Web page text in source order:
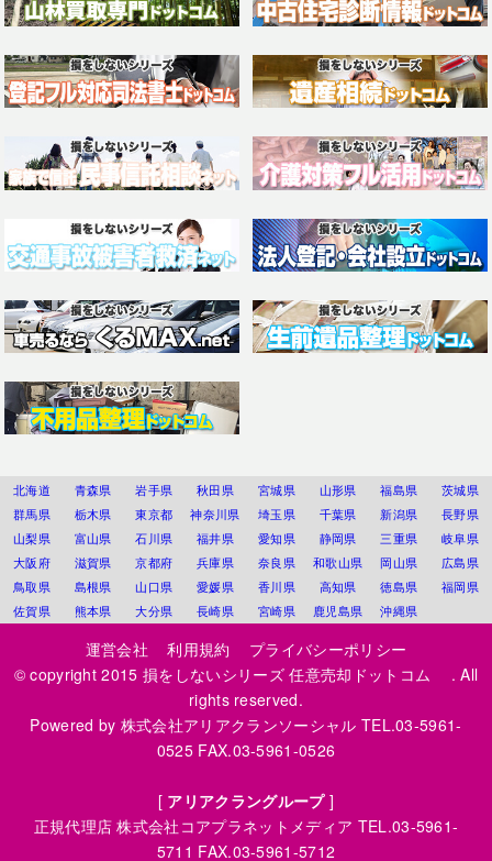
北海道 青森県 岩手県 秋田県 宮城県 山形県 福島県
茨城県
群馬県
栃木県 東京都 神奈川県 埼玉県 千葉県 新潟県
長野県
山梨県
富山県 石川県 福井県 愛知県 静岡県 三重県
岐阜県
大阪府
滋賀県 京都府 兵庫県 奈良県 和歌山県 岡山県
広島県
鳥取県
島根県 山口県 愛媛県 香川県 高知県 徳島県
福岡県
佐賀県
熊本県 大分県 長崎県 宮崎県 鹿児島県 沖縄県
運営会社 利用規約
プライバシーポリシー
© copyright 2015損をしないシリーズ 任意売却ドットコム
. All
rights reserved.
Powered by 株式会社アリアクランソーシャル TEL.03-5961-
0525 FAX.03-5961-0526
[ アリアクラングループ]
正規代理店株式会社コアプラネットメディア TEL.03-5961-
5711 FAX.03-5961-5712